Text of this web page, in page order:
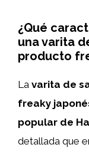
¿Qué
una varita
producto
La varita de
freaky
popular de
detallada que